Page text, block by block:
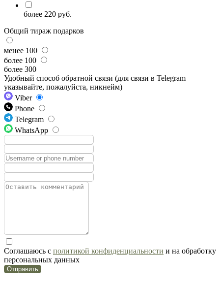
более 220 руб.
Общий тираж подарков
менее 100
более 100
более 300
Удобный способ обратной связи (для связи в Telegram
указывайте, пожалуйста, никнейм)
Viber
Phone
Telegram
WhatsApp
Соглашаюсь с политикой конфиденциальности и на обработку
персональных данных
Отправить